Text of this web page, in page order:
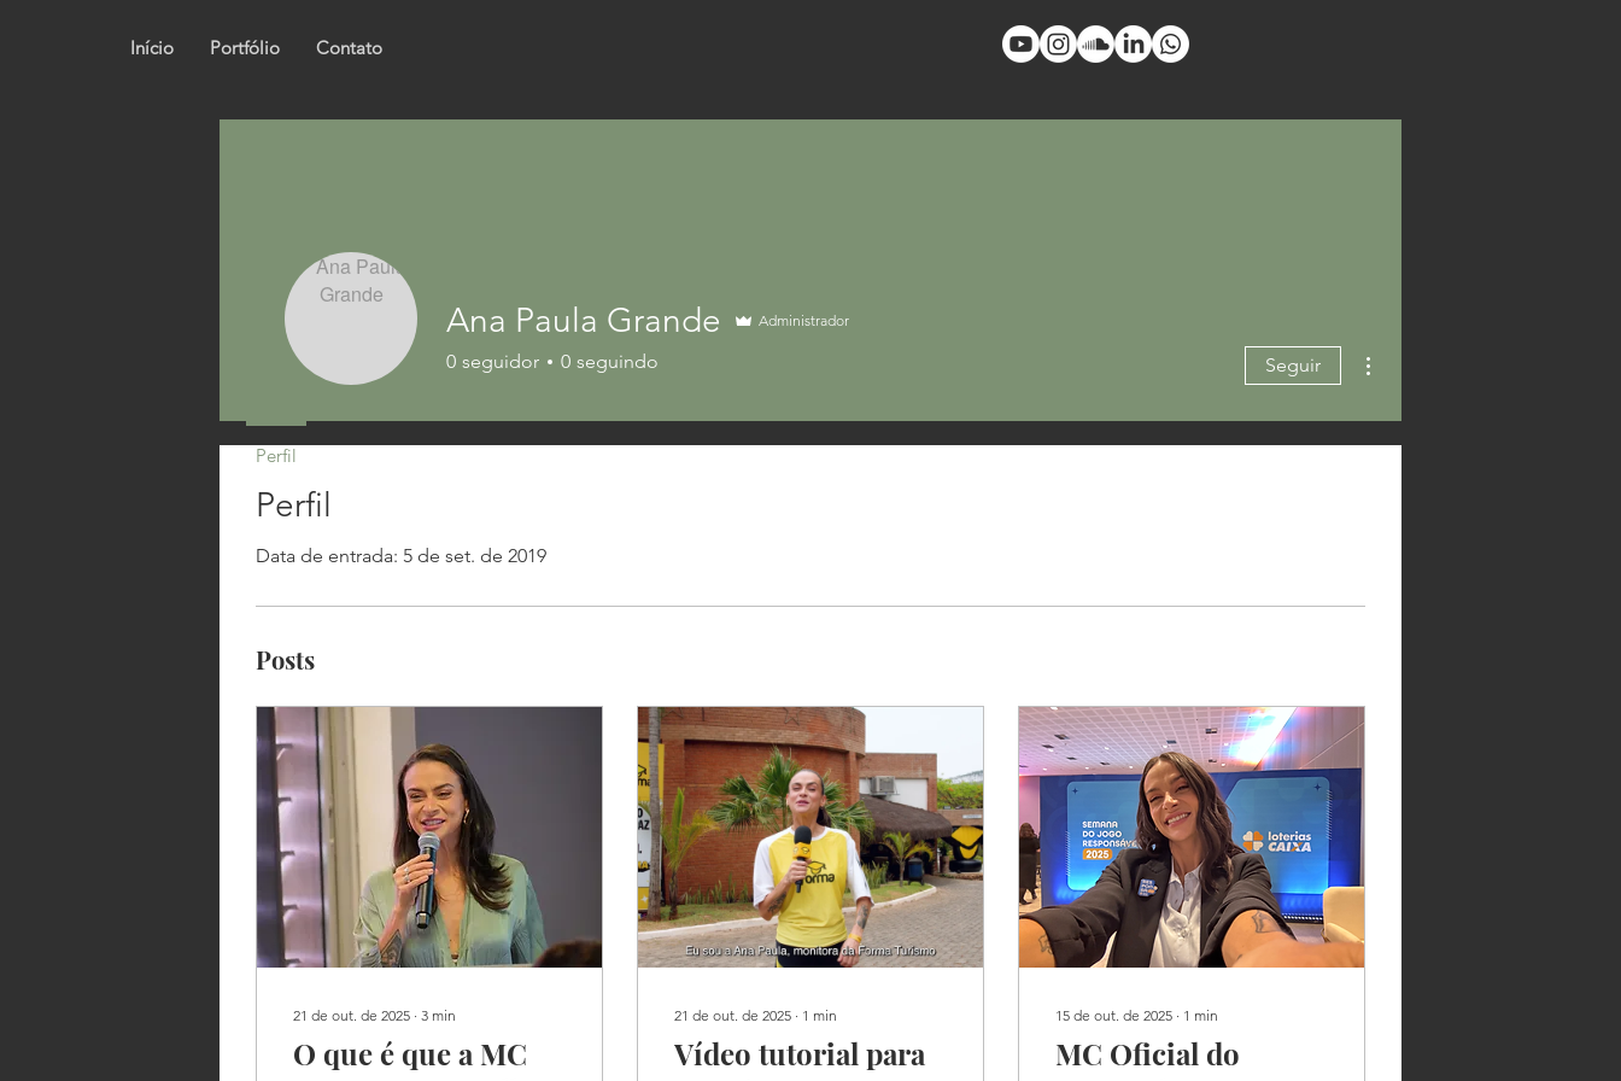
Início Portfólio Contato
Perfil
Data de entrada: 5 de set. de 2019
Posts
21 de out. de 2025 ∙ 3 min
O que é que a MC
21 de out. de 2025 ∙ 1 min
Vídeo tutorial para
15 de out. de 2025 ∙ 1 min
MC Oficial do
Ana Paula Grande Administrador
0 seguidor 0 seguindo Seguir
Perfil